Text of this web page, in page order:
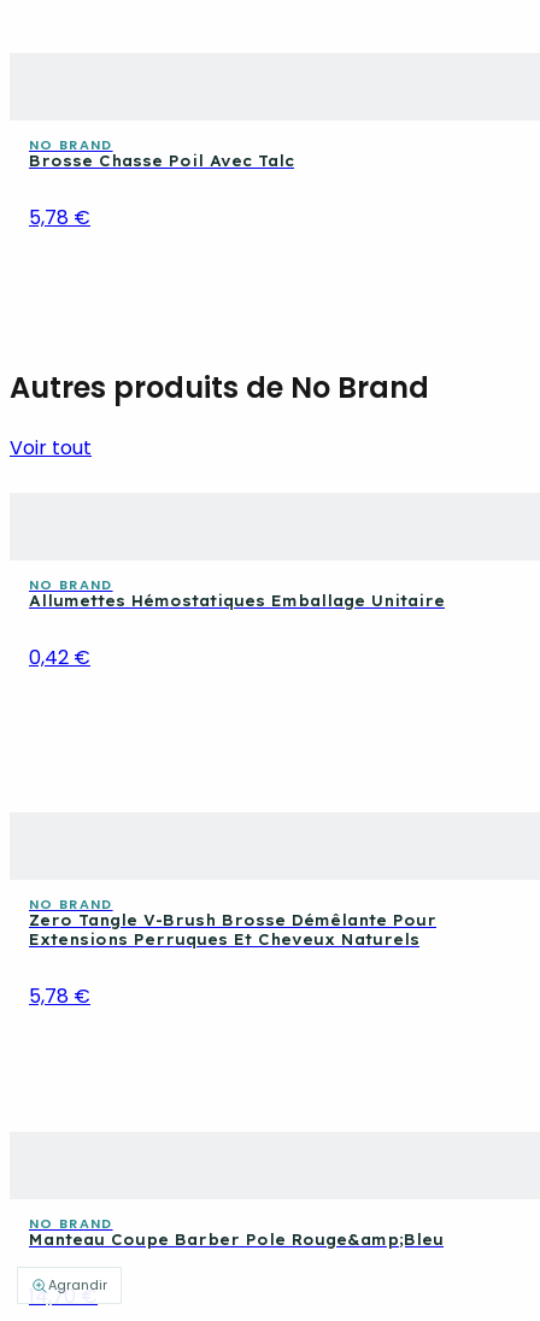
Agrandir
NO BRAND
Brosse Chasse Poil Avec Talc
5,78 €
Autres produits de No Brand
Voir tout
NO BRAND
Allumettes Hémostatiques Emballage Unitaire
0,42 €
NO BRAND
Zero Tangle V-Brush Brosse Démêlante Pour
Extensions Perruques Et Cheveux Naturels
5,78 €
NO BRAND
Manteau Coupe Barber Pole Rouge&amp;Bleu
14,70 €